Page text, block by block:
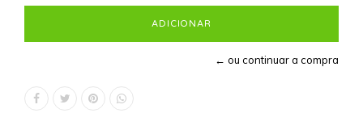
← ou continuar a compra